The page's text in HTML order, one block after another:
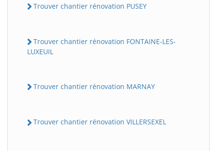
Trouver chantier rénovation PUSEY
Trouver chantier rénovation FONTAINE-LES-
LUXEUIL
Trouver chantier rénovation MARNAY
Trouver chantier rénovation VILLERSEXEL